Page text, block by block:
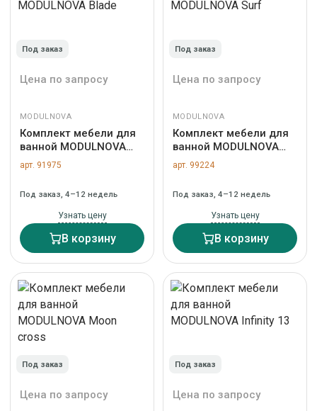
Под заказ
Цена по запросу
MODULNOVA
Комплект мебели для
ванной MODULNOVA
Blade
арт. 91975
Под заказ, 4–12 недель
Узнать цену
В корзину
Под заказ
Цена по запросу
MODULNOVA
Комплект мебели для
ванной MODULNOVA
Surf
арт. 99224
Под заказ, 4–12 недель
Узнать цену
В корзину
Под заказ
Цена по запросу
Под заказ
Цена по запросу